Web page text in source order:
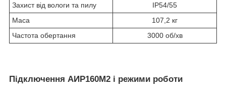
Захист від вологи та пилу
IP54/55
Маса
107,2 кг
Частота обертання
3000 об/хв
Підключення АИР160М2 і режими роботи